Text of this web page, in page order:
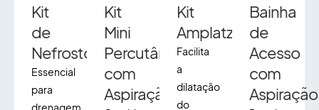
Kit
de
Nefrostomia
Essencial
para
drenagem
Kit
Mini
Percutânea
com
Aspiração
Kit
Amplatz
Facilita
a
dilatação
do
Bainha
de
Acesso
com
Aspiração